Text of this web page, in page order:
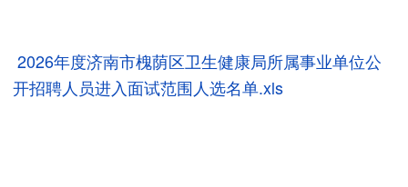
2026年度济南市槐荫区卫生健康局所属事业单位公
开招聘人员进入面试范围人选名单.xls